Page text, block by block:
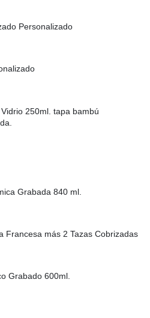
Personalizado
250ml. tapa bambú
Grabada 840 ml.
Francesa más 2 Tazas Cobrizadas
Grabado 600ml.